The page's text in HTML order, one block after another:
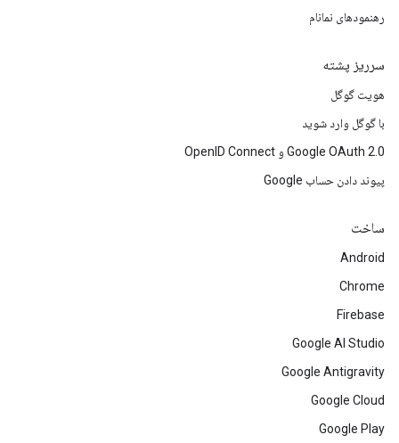
رهنمودهای نمانام
سرریز پشته
هویت گوگل
با گوگل وارد شوید
Google OAuth 2.0 و OpenID Connect
پیوند دادن حساب Google
ساخت
Android
Chrome
Firebase
Google AI Studio
Google Antigravity
Google Cloud
Google Play